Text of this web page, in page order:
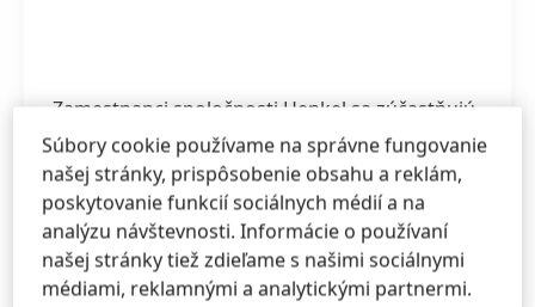
Zamestnanci spoločnosti Henkel sa zúčastňujú
na aktivite Trashfighter.
Vysoká
Nízka
Pridať do mojej zbierky
1 z 4
Súbory cookie používame na správne fungovanie
našej stránky, prispôsobenie obsahu a reklám,
poskytovanie funkcií sociálnych médií a na
analýzu návštevnosti. Informácie o používaní
našej stránky tiež zdieľame s našimi sociálnymi
médiami, reklamnými a analytickými partnermi.